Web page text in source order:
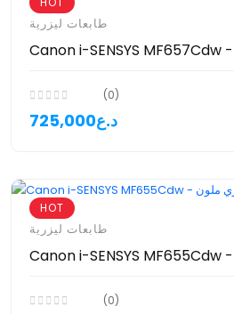
طابعات ليزرية
(0)
725,000د.ع
HOT
طابعات ليزرية
(0)